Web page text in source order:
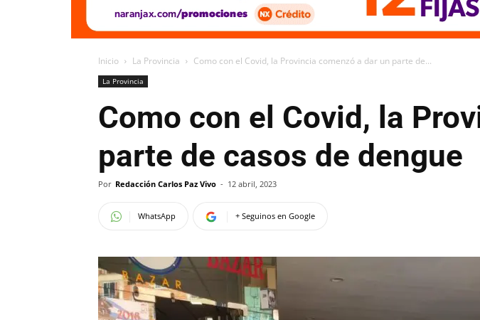
Inicio La Provincia Como con el Covid, la Provincia comenzó a dar un parte de...
La Provincia
Como con el Covid, la
parte de casos de dengue
Por Redacción Carlos Paz Vivo - 12 abril, 2023
WhatsApp + Seguinos en Google